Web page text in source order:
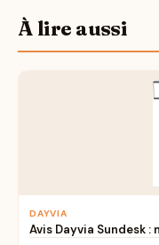
À lire aussi
DAYVIA
Avis Dayvia Sundesk